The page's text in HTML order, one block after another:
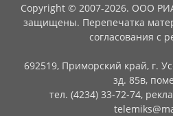
Copyright © 2007-2026. ООО
защищены. Перепечатка
согласования с
692519, Приморский край, г.
зд. 85в,
тел. (4234) 33-72-74,